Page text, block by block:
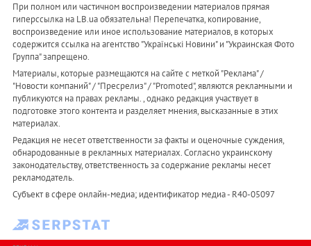
При полном или частичном воспроизведении материалов прямая
гиперссылка на LB.ua обязательна! Перепечатка, копирование,
воспроизведение или иное использование материалов, в которых
содержится ссылка на агентство "Українськi Новини" и "Украинская Фото
Группа" запрещено.
Материалы, которые размещаются на сайте с меткой "Реклама" /
"Новости компаний" / "Пресрелиз" / "Promoted", являются рекламными и
публикуются на правах рекламы. , однако редакция участвует в
подготовке этого контента и разделяет мнения, высказанные в этих
материалах.
Редакция не несет ответственности за факты и оценочные суждения,
обнародованные в рекламных материалах. Согласно украинскому
законодательству, ответственность за содержание рекламы несет
рекламодатель.
Субъект в сфере онлайн-медиа; идентификатор медиа - R40-05097